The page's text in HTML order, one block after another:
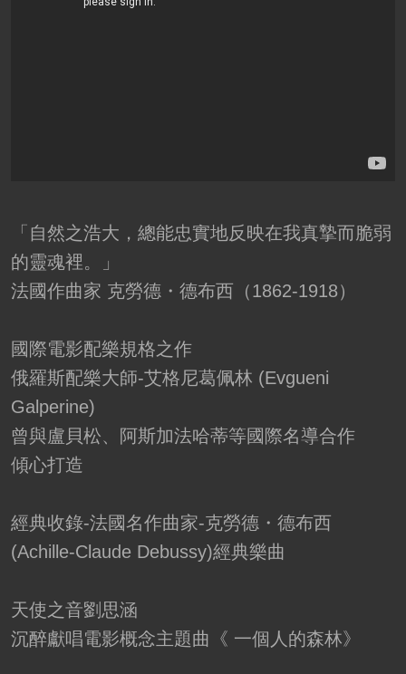
「自然之浩大，總能忠實地反映在我真摯而脆弱
的靈魂裡。」
法國作曲家 克勞德・德布西（1862-1918）
國際電影配樂規格之作
俄羅斯配樂大師-艾格尼葛佩林 (Evgueni
Galperine)
曾與盧貝松、阿斯加法哈蒂等國際名導合作
傾心打造
經典收錄-法國名作曲家-克勞德・德布西
(Achille-Claude Debussy)經典樂曲
天使之音劉思涵
沉醉獻唱電影概念主題曲《 一個人的森林》